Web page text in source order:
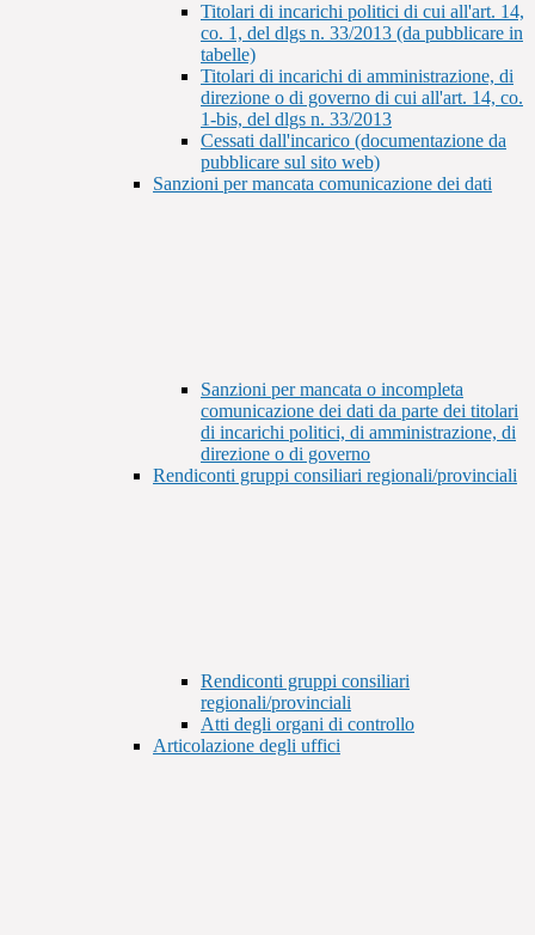
Titolari di incarichi politici di cui all'art. 14,
co. 1, del dlgs n. 33/2013 (da pubblicare in
tabelle)
Titolari di incarichi di amministrazione, di
direzione o di governo di cui all'art. 14, co.
1-bis, del dlgs n. 33/2013
Cessati dall'incarico (documentazione da
pubblicare sul sito web)
Sanzioni per mancata comunicazione dei dati
Sanzioni per mancata o incompleta
comunicazione dei dati da parte dei titolari
di incarichi politici, di amministrazione, di
direzione o di governo
Rendiconti gruppi consiliari regionali/provinciali
Rendiconti gruppi consiliari
regionali/provinciali
Atti degli organi di controllo
Articolazione degli uffici